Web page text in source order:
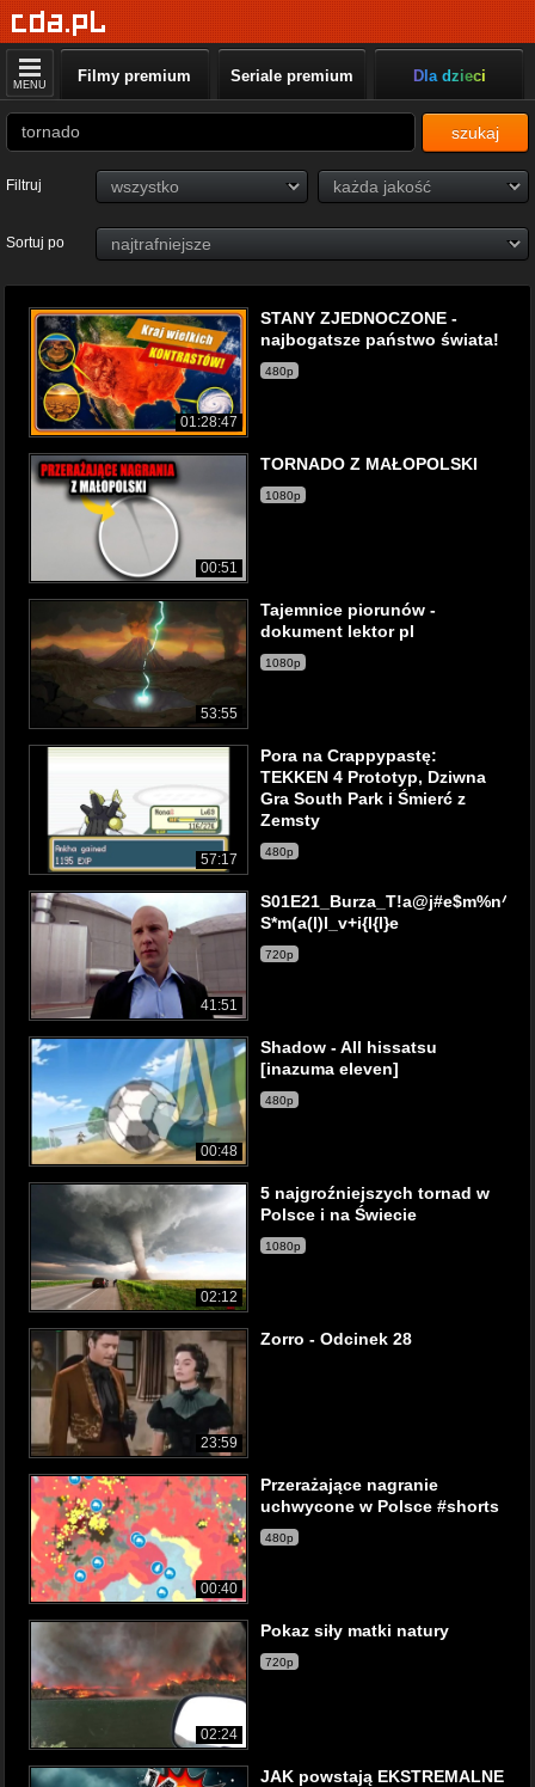
MENU Filmy premium Seriale premium Dla dzieci
szukaj
Filtruj
Sortuj po
01:28:47
STANY ZJEDNOCZONE -
najbogatsze państwo świata!
480p
00:51
TORNADO Z MAŁOPOLSKI
1080p
53:55
Tajemnice piorunów -
dokument lektor pl
1080p
57:17
Pora na Crappypastę:
TEKKEN 4 Prototyp, Dziwna
Gra South Park i Śmierć z
Zemsty
480p
41:51
S*m(a(l)l_v+i{l{l}e
720p
00:48
Shadow - All hissatsu
[inazuma eleven]
480p
02:12
5 najgroźniejszych tornad w
Polsce i na Świecie
1080p
23:59
Zorro - Odcinek 28
00:40
Przerażające nagranie
uchwycone w Polsce #shorts
480p
02:24
Pokaz siły matki natury
720p
JAK powstają EKSTREMALNE